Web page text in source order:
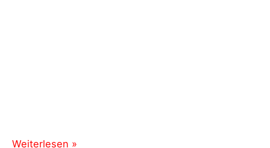
Einsatzstatistiken
Weiterlesen »